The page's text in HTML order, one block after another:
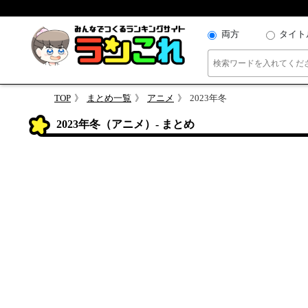
両方 タイト
TOP まとめ一覧 アニメ 2023年冬
2023年冬（アニメ）- まとめ